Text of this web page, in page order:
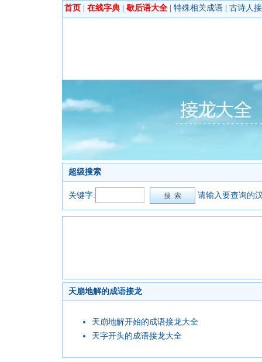
首页 在线字典 歇后语大全 特殊相关成语 古诗人
超级搜索
关键字: 请输入要查询的
天崩地解的成语接龙
天崩地解开始的成语接龙大全
天字开头的成语接龙大全